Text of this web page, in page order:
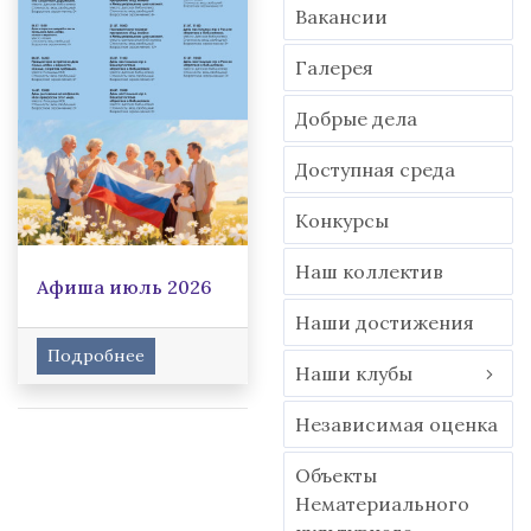
Афиша июль 2026
Подробнее
Вакансии
Гaлерея
Добрые дела
Доступная среда
Конкурсы
Наш коллектив
Наши достижения
Наши клубы
Независимая оценка
Объекты
Нематериального